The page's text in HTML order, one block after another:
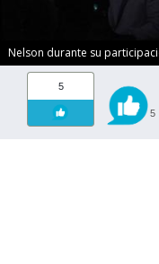
Nelson durante su
5
5